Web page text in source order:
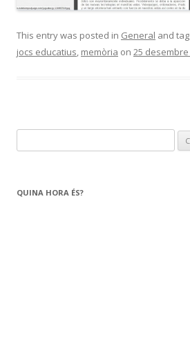
This entry was posted in General and
jocs educatius, memòria on 25 desembre
e
c
QUINA HORA ÉS?